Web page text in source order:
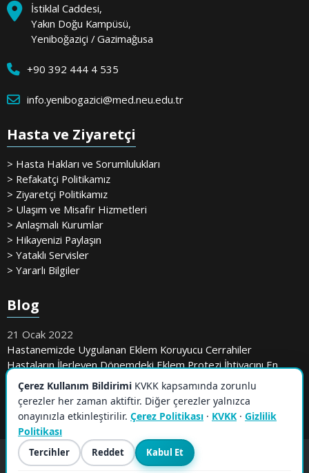
İstiklal Caddesi,
Yakın Doğu Kampüsü,
Yeniboğaziçi / Gazimağusa
+90 392 444 4 535
info.yenibogazici@med.neu.edu.tr
Hasta ve Ziyaretçi
> Hasta Hakları ve Sorumlulukları
> Refakatçi Politikamız
> Ziyaretçi Politikamız
> Ulaşım ve Misafir Hizmetleri
> Anlaşmalı Kurumlar
> Hikayenizi Paylaşın
> Yataklı Servisler
> Yararlı Bilgiler
Blog
21 Ocak 2022
Hastanemizde Uygulanan Eklem Koruyucu Cerrahiler
Hastaların İlerleyen Dönemdeki Eklem Protezi İhtiyacını En
Aza İndiriyor
Çerez Kullanım Bildirimi KVKK kapsamında zorunlu
çerezler her zaman aktiftir. Diğer çerezler yalnızca
onayınızla etkinleştirilir. Çerez Politikası · KVKK · Gizlilik
Politikası
Tercihler Reddet Kabul Et